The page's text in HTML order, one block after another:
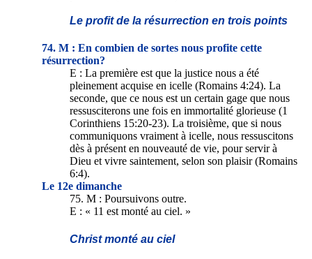
Le profit de la résurrection en trois points
74. M : En combien de sortes nous profite cette
résurrection?
E : La première est que la justice nous a été
pleinement acquise en icelle (Romains 4:24). La
seconde, que ce nous est un certain gage que nous
ressusciterons une fois en immortalité glorieuse (1
Corinthiens 15:20-23). La troisième, que si nous
communiquons vraiment à icelle, nous ressuscitons
dès à présent en nouveauté de vie, pour servir à
Dieu et vivre saintement, selon son plaisir (Romains
6:4).
Le 12e dimanche
75. M : Poursuivons outre.
E : « 11 est monté au ciel. »
Christ monté au ciel